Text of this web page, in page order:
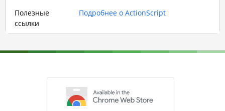
Полезные
ссылки
Подробнее о ActionScript